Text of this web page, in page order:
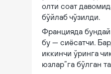
олти соат
бўйлаб чўзилди.
Францияда
бу — сиёсатчи.
иккинчи ўринга
юзлар”га бўлган